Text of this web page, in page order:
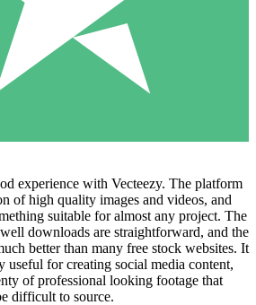
experience with Vecteezy. The platform
of high quality images and videos, and
suitable for almost any project. The
downloads are straightforward, and the
better than many free stock websites. It
useful for creating social media content,
of professional looking footage that
difficult to source.